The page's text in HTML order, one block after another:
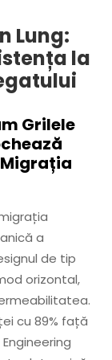
Lung:
la
Grilele
a
de tip
orizontal,
cu 89% față